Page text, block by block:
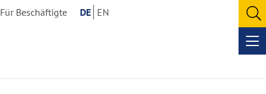
Für Beschäftigte DE EN